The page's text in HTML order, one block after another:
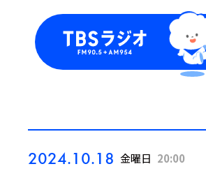
2024.10.18 金曜日 20:00